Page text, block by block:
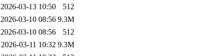
2026-03-13 10:50
512
2026-03-10 08:56 9.3M
2026-03-10 08:56
512
2026-03-11 10:32 9.3M